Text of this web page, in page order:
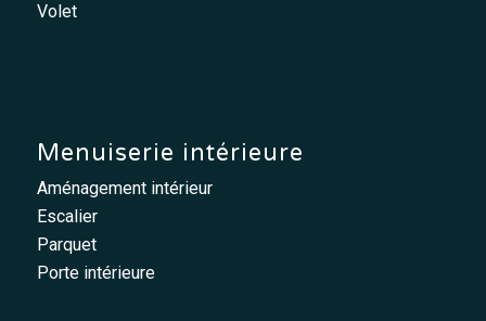
Volet
Menuiserie intérieure
Aménagement intérieur
Escalier
Parquet
Porte intérieure